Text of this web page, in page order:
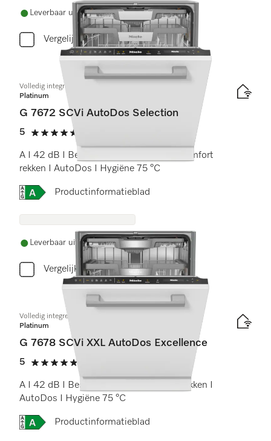
Leverbaar uit voorraad met gratis levering
Vergelijken
Volledig integreerbare vaatwassers
Platinum
G 7672 SCVi AutoDos Selection
5
5 sterren op 5
A I 42 dB I Besteklade en -korf I ExtraComfort
rekken I AutoDos I Hygiëne 75 °C
Online Label Flag, Energielabel
Productinformatieblad
Leverbaar uit voorraad met gratis levering
Vergelijken
Volledig integreerbare vaatwasser XXL
Platinum
G 7678 SCVi XXL AutoDos Excellence
5
5 sterren op 5
A I 42 dB I Besteklade I MaxiComfort rekken I
AutoDos I Hygiëne 75 °C
Online Label Flag, Energielabel
Productinformatieblad